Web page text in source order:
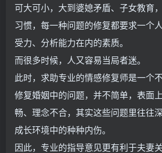
可大可小，大到婆媳矛盾、子女教育
习惯，每一种问题的修复都要求一个
受力、分析能力在内的素质。
而很多时候，人又容易当局者迷。
此时，求助专业的情感修复师是一个不
修复婚姻中的问题，并不简单，表面
畅、理念不合，其实这些问题里往往
成长环境中的种种内伤。
因此，专业的指导意见更有利于夫妻关